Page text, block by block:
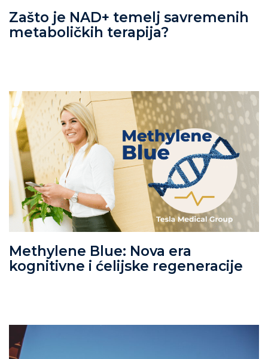
Zašto je NAD+ temelj savremenih
metaboličkih terapija?
Methylene Blue: Nova era
kognitivne i ćelijske regeneracije